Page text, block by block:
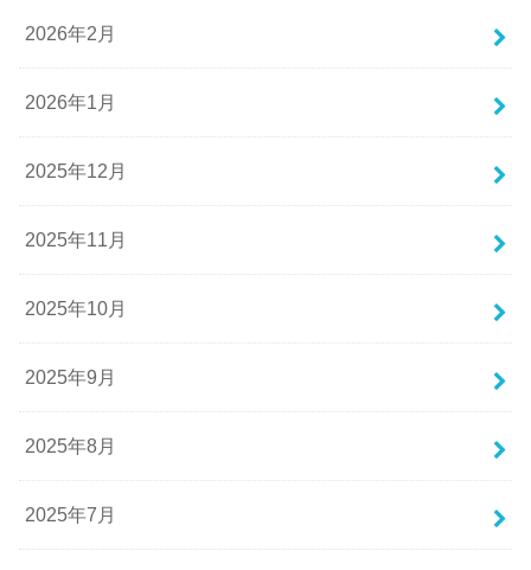
2026年2月
2026年1月
2025年12月
2025年11月
2025年10月
2025年9月
2025年8月
2025年7月